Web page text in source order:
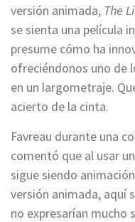
versión animada, The
se sienta una película
presume cómo ha
ofreciéndonos uno de
en un largometraje.
acierto de la cinta.
Favreau durante una
comentó que al usar
sigue siendo
versión animada, aquí
no expresarían mucho